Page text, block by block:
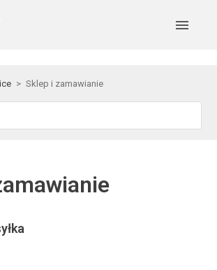
Sklep i zamawianie